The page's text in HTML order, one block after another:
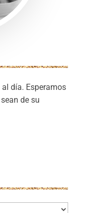
día. Esperamos
de su